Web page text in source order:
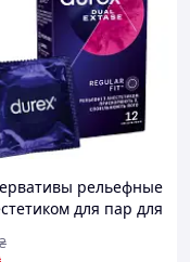
рельефные
для пар для
₴